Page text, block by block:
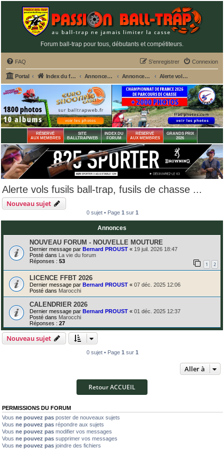
Forum ball-trap pour tous, débutants et compétiteurs.
FAQ Connexion
S’enregistrer
Portal Index du forum Annonces GRATUITES PASSION BALL-TRAP Annonces gratuites : Ventes - Recherches - Alertes vols Alerte vols fusils ball-trap, fusils de chasse ...
RÉSERVÉ
AUX MEMBRES
SITE
BALLTRAPWEB
INDEX DU
FORUM
RÉSERVÉ
AUX MEMBRES
GRANDS PRIX
2026
Alerte vols fusils ball-trap, fusils de chasse ...
Nouveau sujet
0 sujet • Page 1 sur 1
Annonces
NOUVEAU FORUM - NOUVELLE MOUTURE
Dernier message par Bernard PROUST « 19 juil. 2026 18:47
Posté dans La vie du forum
Réponses : 53 1 2
LICENCE FFBT 2026
Dernier message par Bernard PROUST « 07 déc. 2025 12:06
Posté dans Marocchi
CALENDRIER 2026
Dernier message par Bernard PROUST « 01 déc. 2025 12:37
Posté dans Marocchi
Réponses : 27
Nouveau sujet
0 sujet • Page 1 sur 1
Aller à
Retour ACCUEIL
PERMISSIONS DU FORUM
Vous ne pouvez pas poster de nouveaux sujets
Vous ne pouvez pas répondre aux sujets
Vous ne pouvez pas modifier vos messages
Vous ne pouvez pas supprimer vos messages
Vous ne pouvez pas joindre des fichiers